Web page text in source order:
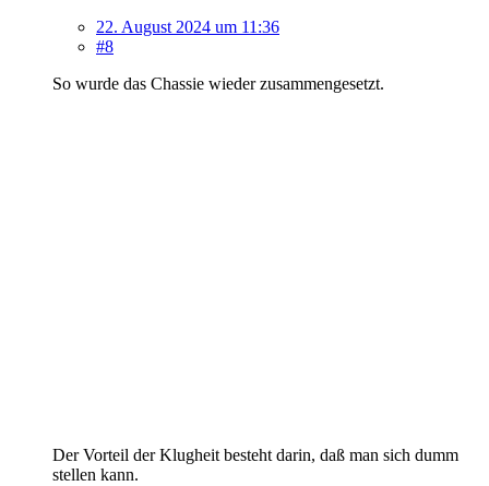
22. August 2024 um 11:36
#8
So wurde das Chassie wieder zusammengesetzt.
Der Vorteil der Klugheit besteht darin, daß man sich dumm
stellen kann.